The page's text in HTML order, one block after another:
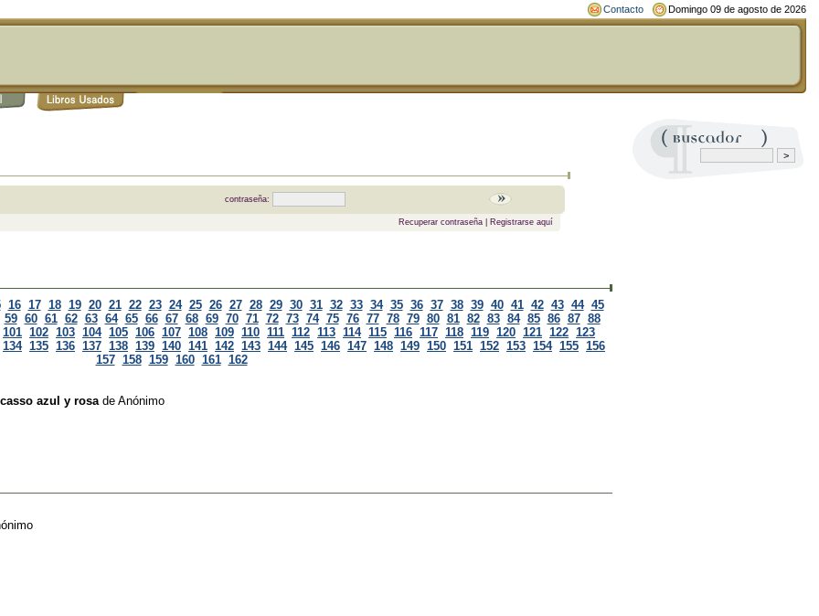
Contacto Domingo 09 de agosto de 2026
contraseña:
Recuperar contraseña| Registrarse aquí
16 17 18 19 20 21 22 23 24 25 26 27 28 29 30 31 32 33 34 35 36 37 38 39 40 41 42 43 44 45
59 60 61 62 63 64 65 66 67 68 69 70 71 72 73 74 75 76 77 78 79 80 81 82 83 84 85 86 87 88
101 102 103 104 105 106 107 108 109 110 111 112 113 114 115 116 117 118 119 120 121 122 123
134 135 136 137 138 139 140 141 142 143 144 145 146 147 148 149 150 151 152 153 154 155 156
157 158 159 160 161 162
azul y rosa de Anónimo